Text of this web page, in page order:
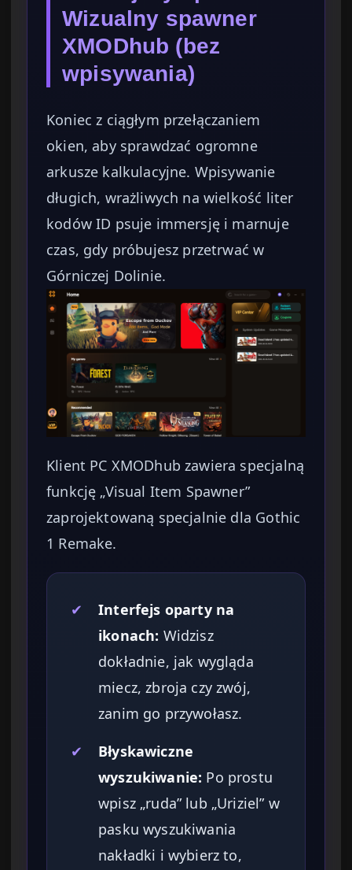
Wizualny spawner
XMODhub (bez
wpisywania)
Koniec z ciągłym przełączaniem
okien, aby sprawdzać ogromne
arkusze kalkulacyjne. Wpisywanie
długich, wrażliwych na wielkość liter
kodów ID psuje immersję i marnuje
czas, gdy próbujesz przetrwać w
Górniczej Dolinie.
Klient PC XMODhub zawiera specjalną
funkcję „Visual Item Spawner”
zaprojektowaną specjalnie dla Gothic
1 Remake.
✔
Interfejs oparty na
ikonach: Widzisz
dokładnie, jak wygląda
miecz, zbroja czy zwój,
zanim go przywołasz.
✔
Błyskawiczne
wyszukiwanie: Po prostu
wpisz „ruda” lub „Uriziel” w
pasku wyszukiwania
nakładki i wybierz to,